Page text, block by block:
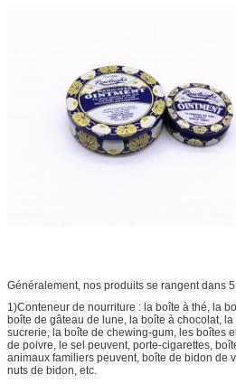
Généralement, nos produits se rangent dans
1)Conteneur de nourriture : la boîte à thé, la
boîte de gâteau de lune, la boîte à chocolat,
sucrerie, la boîte de chewing-gum, les boîtes
de poivre, le sel peuvent, porte-cigarettes,
animaux familiers peuvent, boîte de bidon de
nuts de bidon, etc.